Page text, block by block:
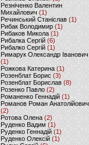
Резніченко Валентин
Михайлович (1)
Речинський Станіслав (1)
Рибак Володимир(1)
Рибаков Микола(1)
Рибалка Сергій (6)
Рибалко Сергій (1)
Римарук Олександр Іванович
(1)
Рожкова Катерина(1)
Розенблат Борис (3)
Розенблат Борислав (8)
Розенко Павло (2)
Романенко Геннадій (1)
Романов Роман Анатолійович
(2)
Ротова Олена(2)
Руденко Вадим (1)
Руденко Геннадій (1)
Руденко Олексій(1)